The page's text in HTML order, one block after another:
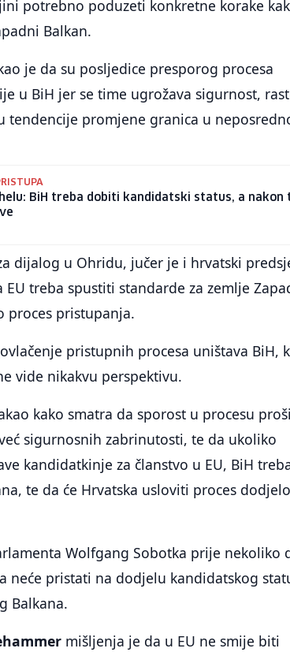
potrebno poduzeti konkretne korake
Balkan.
je da su posljedice presporog procesa
u BiH jer se time ugrožava sigurnost,
tendencije promjene granica u
BiH treba dobiti kandidatski status, a nakon
dijalog u Ohridu, jučer je i hrvatski
EU treba spustiti standarde za zemlje
proces pristupanja.
pristupnih procesa uništava BiH,
vide nikakvu perspektivu.
kako smatra da sporost u procesu
sigurnosnih zabrinutosti, te da ukoliko
kandidatkinje za članstvo u EU, BiH
te da će Hrvatska usloviti proces
Wolfgang Sobotka prije nekoliko
neće pristati na dodjelu kandidatskog
Balkana.
mišljenja je da u EU ne smije biti